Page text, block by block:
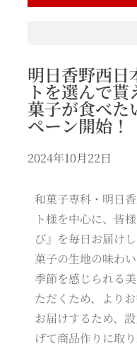
明日香野西日
トを選んで
菓子が食べた
ペーン開始！
2024年10月22日
和菓子専科・明日
ト様を中心に、皆
び』を毎日お届け
菓子の生地の味わ
季節を感じられる
ただくため、より
お届けするため、
げて商品作りに取り